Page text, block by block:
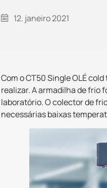
12. janeiro 2021
Com o CT50 Single OLÉ
realizar. A armadilha de frio
laboratório. O colector de
necessárias baixas